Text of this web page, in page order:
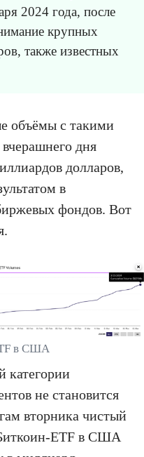
2024 года, после
крупных
также известных
объёмы с такими
дня
долларов,
в
фондов. Вот
в США
категории
не становится
вторника чистый
ETF в США